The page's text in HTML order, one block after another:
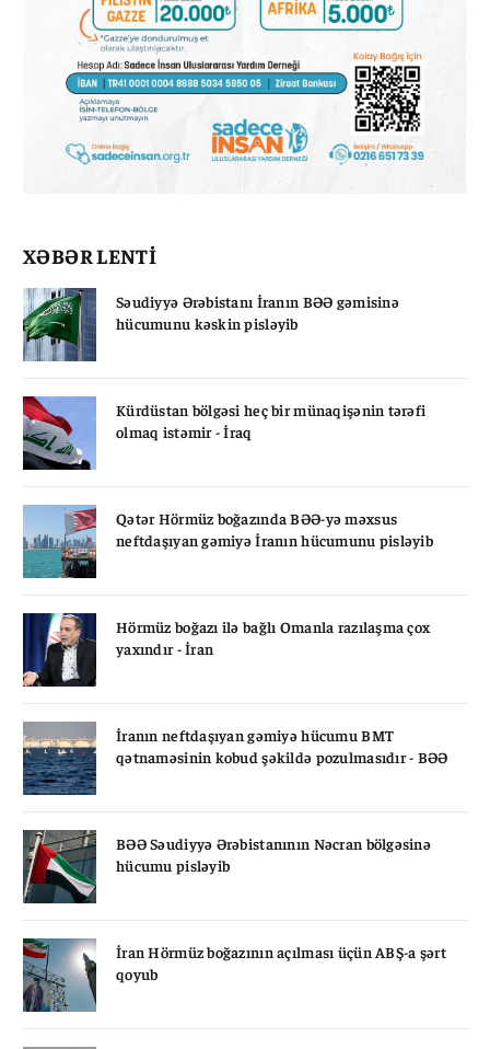
XƏBƏR LENTİ
Səudiyyə Ərəbistanı İranın BƏƏ gəmisinə
hücumunu kəskin pisləyib
Kürdüstan bölgəsi heç bir münaqişənin tərəfi
olmaq istəmir - İraq
Qətər Hörmüz boğazında BƏƏ-yə məxsus
neftdaşıyan gəmiyə İranın hücumunu pisləyib
Hörmüz boğazı ilə bağlı Omanla razılaşma çox
yaxındır - İran
İranın neftdaşıyan gəmiyə hücumu BMT
qətnaməsinin kobud şəkildə pozulmasıdır - BƏƏ
BƏƏ Səudiyyə Ərəbistanının Nəcran bölgəsinə
hücumu pisləyib
İran Hörmüz boğazının açılması üçün ABŞ-a şərt
qoyub